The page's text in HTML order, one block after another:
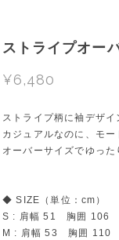
ストライプオー
¥6,480
ストライプ柄に袖デザイ
カジュアルなのに、モー
オーバーサイズでゆっ
◆ SIZE（単位：cm）
S : 肩幅 51 胸囲 106
M : 肩幅 53 胸囲